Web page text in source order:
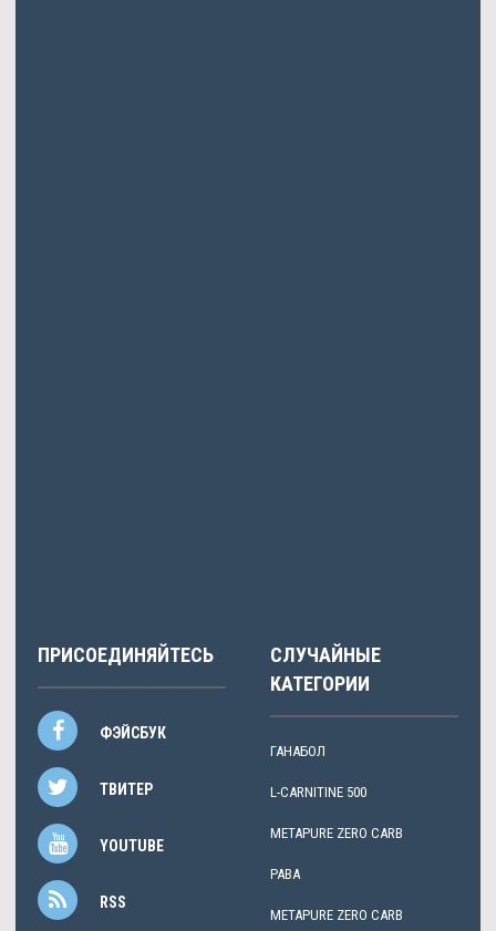
ПРИСОЕДИНЯЙТЕСЬ
ФЭЙСБУК
ТВИТЕР
YOUTUBE
RSS
СЛУЧАЙНЫЕ
КАТЕГОРИИ
ГАНАБОЛ
L-CARNITINE 500
METAPURE ZERO CARB
PABA
METAPURE ZERO CARB